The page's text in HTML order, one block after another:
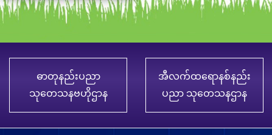
ဓာတုနည်းပညာ
သုတေသနဗဟိုဌာန
အီလက်ထရောနစ်နည်း
ပညာ သုတေသနဌာန